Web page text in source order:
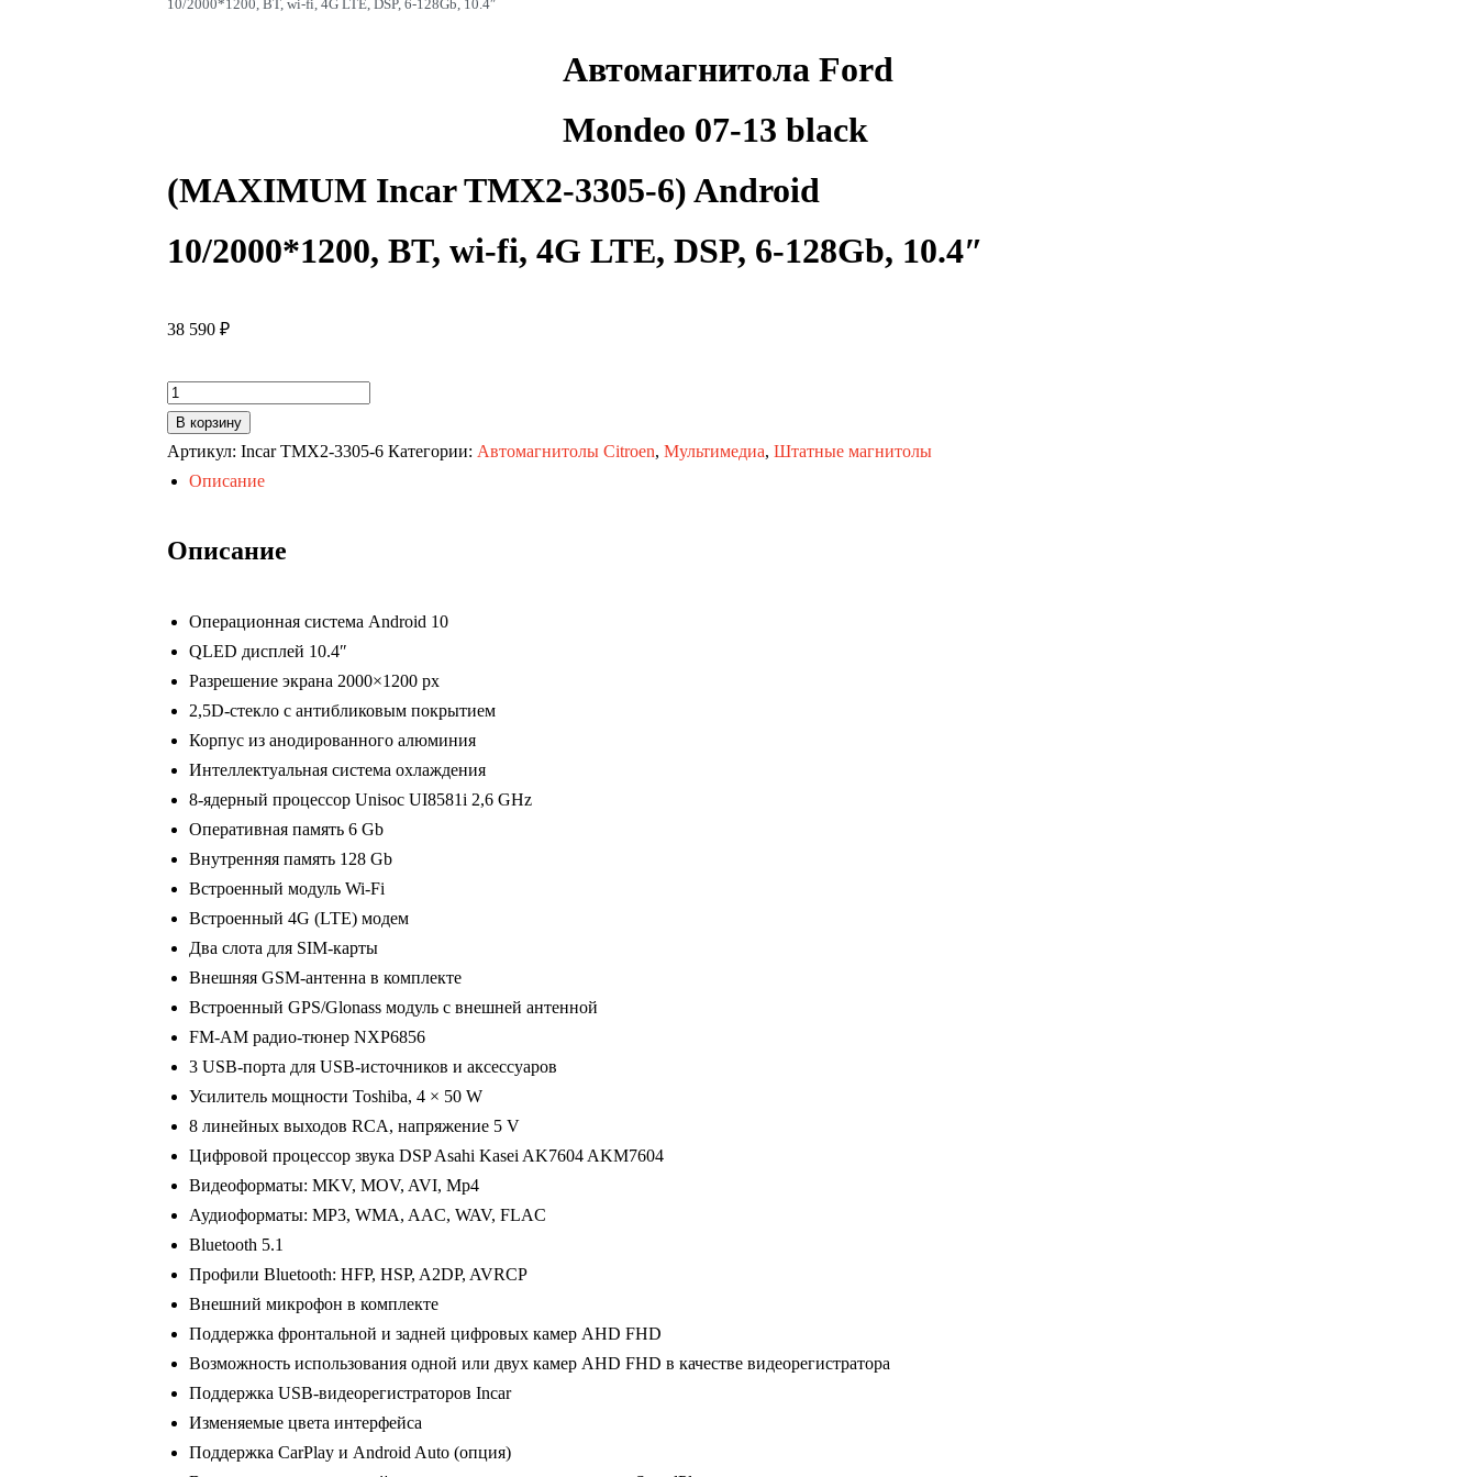
10/2000*1200, BT, wi-fi, 4G LTE, DSP, 6-128Gb, 10.4″
Автомагнитола Ford
Mondeo 07-13 black
(MAXIMUM Incar TMX2-3305-6) Android
10/2000*1200, BT, wi-fi, 4G LTE, DSP, 6-128Gb, 10.4″
38 590 ₽
Количество
товара
Автомагнитола
Ford
07-
(MAXIMUM
Incar
TMX2-
3305-
6)
Android
10/2000*1200,
BT,
wi-
fi,
4G
LTE,
DSP,
6-
128Gb,
10.4"
В корзину
Артикул: Incar TMX2-3305-6 Категории: Автомагнитолы Citroen, Мультимедиа, Штатные магнитолы
Описание
Описание
Операционная система Android 10
QLED дисплей 10.4″
Разрешение экрана 2000×1200 px
2,5D-стекло с антибликовым покрытием
Корпус из анодированного алюминия
Интеллектуальная система охлаждения
8-ядерный процессор Unisoc UI8581i 2,6 GHz
Оперативная память 6 Gb
Внутренняя память 128 Gb
Встроенный модуль Wi-Fi
Встроенный 4G (LTE) модем
Два слота для SIM-карты
Внешняя GSM-антенна в комплекте
Встроенный GPS/Glonass модуль с внешней антенной
FM-AM радио-тюнер NXP6856
3 USB-порта для USB-источников и аксессуаров
Усилитель мощности Toshiba, 4 × 50 W
8 линейных выходов RCA, напряжение 5 V
Цифровой процессор звука DSP Asahi Kasei AK7604 AKM7604
Видеоформаты: MKV, MOV, AVI, Mp4
Аудиоформаты: MP3, WMA, AAC, WAV, FLAC
Bluetooth 5.1
Профили Bluetooth: HFP, HSP, A2DP, AVRCP
Внешний микрофон в комплекте
Поддержка фронтальной и задней цифровых камер AHD FHD
Возможность использования одной или двух камер AHD FHD в качестве видеорегистратора
Поддержка USB-видеорегистраторов Incar
Изменяемые цвета интерфейса
Поддержка CarPlay и Android Auto (опция)